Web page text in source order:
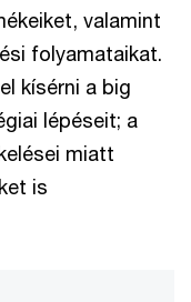
valamint
folyamataikat.
kísérni a big
lépéseit; a
miatt
is